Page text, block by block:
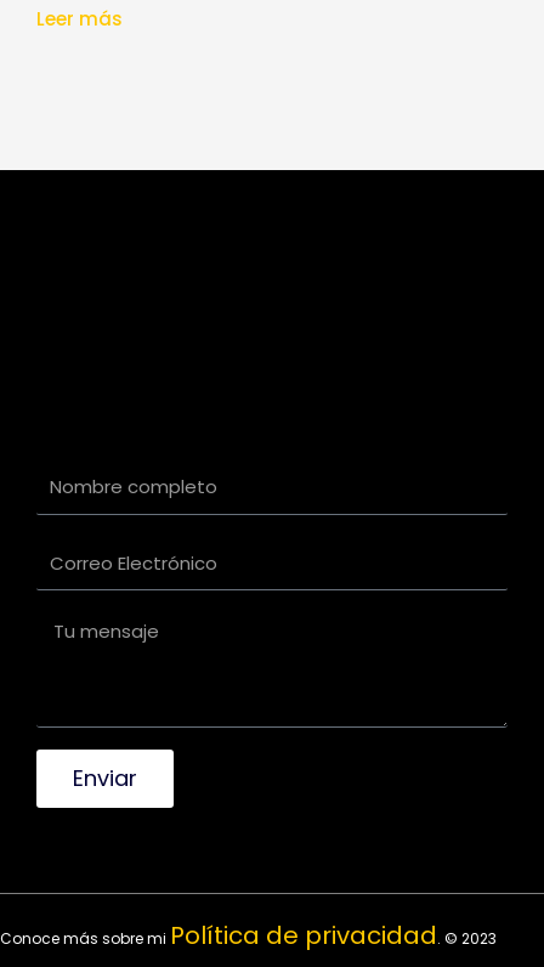
Leer más
Enviar
Conoce más sobre mi Política de privacidad. © 2023